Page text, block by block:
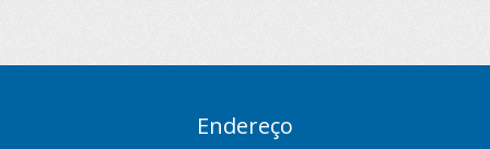
Endereço